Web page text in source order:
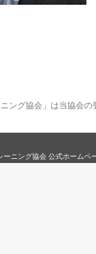
ニング協会」は当協会
ニング協会 公式ホームペ